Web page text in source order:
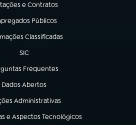
e Contratos
em nova aba)
Públicos
em nova aba)
Classificadas
em nova aba)
SIC
(abre em nova aba)
Frequentes
em nova aba)
Dados Abertos
(abre em nova aba)
Administrativas
em nova aba)
e Aspectos Tecnológicos
aba)